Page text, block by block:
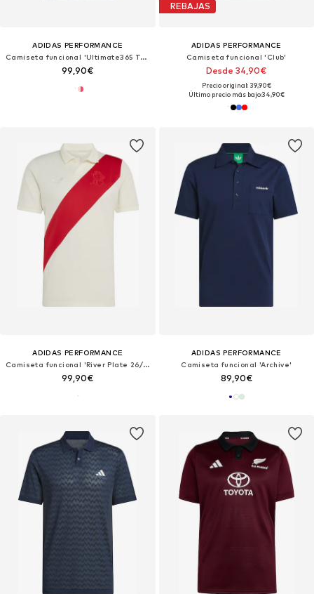
ADIDAS PERFORMANCE
Camiseta funcional 'Ultimate365 Tour'
99,90€
REBAJAS
ADIDAS PERFORMANCE
Camiseta funcional 'Club'
Desde 34,90€
Precio original: 39,90€
Último precio más bajo:34,90€
ADIDAS PERFORMANCE
Camiseta funcional 'River Plate 26/27 Anniversary'
99,90€
ADIDAS PERFORMANCE
Camiseta funcional 'Archive'
89,90€